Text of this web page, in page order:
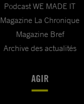
Podcast WE MADE IT
Magazine La Chronique
Magazine Bref
Archive des actualités
AGIR